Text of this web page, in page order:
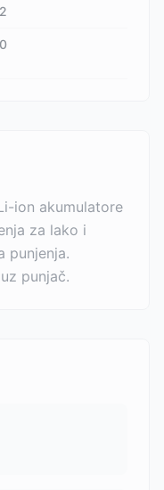
ion akumulatore
za lako i
punjenja.
punjač.